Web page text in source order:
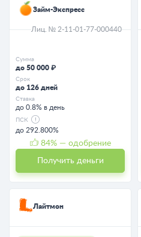
Займ-Экспресс
Лиц. № 2-11-01-77-000440
Сумма
до 50 000 ₽
Срок
до 126 дней
Ставка
до 0.8% в день
ПСК
до 292.800%
84% — одобрение
Получить деньги
Лайтмон